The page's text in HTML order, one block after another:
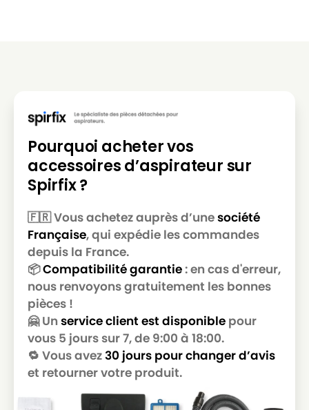
Pourquoi acheter vos
accessoires d’aspirateur sur
Spirfix ?
🇫🇷 Vous achetez auprès d’unesociété
Française, qui expédie les commandes
depuis la France.
📦Compatibilité garantie: en cas d'erreur,
nous renvoyons gratuitement les bonnes
pièces !
🤗 Un service client est disponible pour
vous 5 jours sur 7, de 9:00 à 18:00.
🔁 Vous avez30 jours pour changer d’avis
et retourner votre produit.